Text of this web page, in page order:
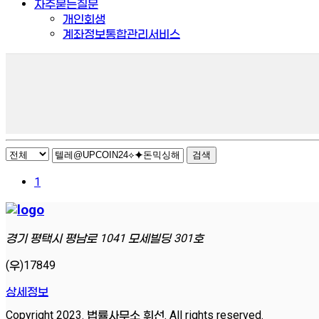
자주묻는질문
개인회생
계좌정보통합관리서비스
검색
1
경기 평택시 평남로 1041 모세빌딩 301호
(우)17849
상세정보
Copyright 2023. 법률사무소 휘선. All rights reserved.